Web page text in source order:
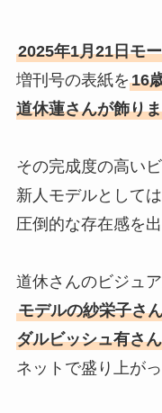
2025年1月21日モ
増刊号の表紙を16
道休蓮さんが飾り
その完成度の高い
新人モデルとしては
圧倒的な存在感を
道休さんのビジュ
モデルの紗栄子さ
ダルビッシュ有さ
ネットで盛り上がっ